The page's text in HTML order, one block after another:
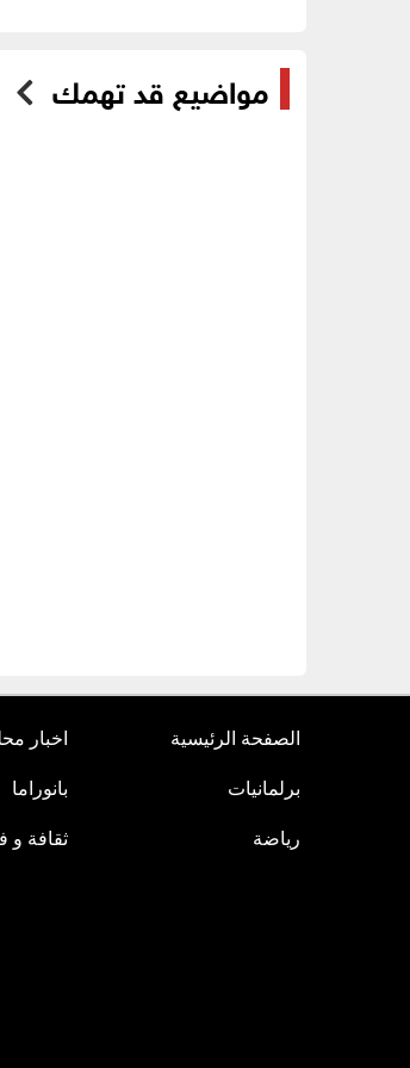
مواضيع قد تهمك
الصفحة الرئيسية اخبار
برلمانيات بانوراما
رياضة ثقافة و